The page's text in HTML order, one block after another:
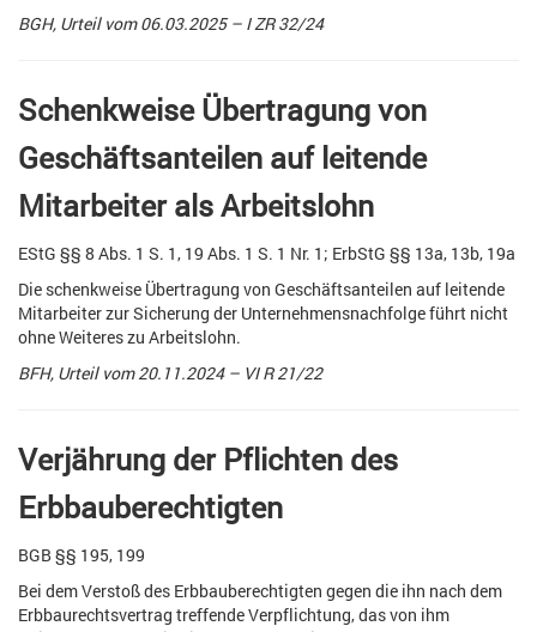
BGH, Urteil vom 06.03.2025 – I ZR 32/24
Schenkweise Übertragung von
Geschäftsanteilen auf leitende
Mitarbeiter als Arbeitslohn
EStG §§ 8 Abs. 1 S. 1, 19 Abs. 1 S. 1 Nr. 1; ErbStG §§ 13a, 13b, 19a
Die schenkweise Übertragung von Geschäftsanteilen auf leitende
Mitarbeiter zur Sicherung der Unternehmensnachfolge führt nicht
ohne Weiteres zu Arbeitslohn.
BFH, Urteil vom 20.11.2024 – VI R 21/22
Verjährung der Pflichten des
Erbbauberechtigten
BGB §§ 195, 199
Bei dem Verstoß des Erbbauberechtigten gegen die ihn nach dem
Erbbaurechtsvertrag treffende Verpflichtung, das von ihm